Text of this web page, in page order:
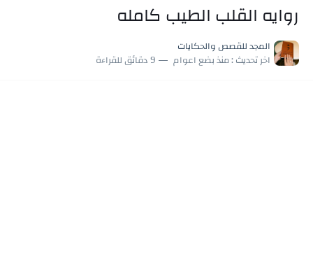
روايه القلب الطيب كامله
المجد للقصص والحكايات
اخر تحديث :منذ بضع اعوام 9 دقائق للقراءة